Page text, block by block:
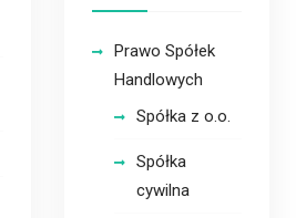
Prawo Spółek
Handlowych
Spółka z o.o.
Spółka
cywilna